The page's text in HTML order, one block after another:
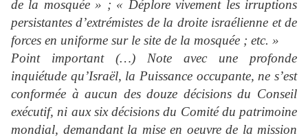
de la mosquée » ; « Déplore vivement les irruptions
persistantes d’extrémistes de la droite israélienne et de
forces en uniforme sur le site de la mosquée ; etc. »
Point important (…) Note avec une profonde
inquiétude qu’Israël, la Puissance occupante, ne s’est
conformée à aucun des douze décisions du Conseil
exécutif, ni aux six décisions du Comité du patrimoine
mondial, demandant la mise en oeuvre de la mission